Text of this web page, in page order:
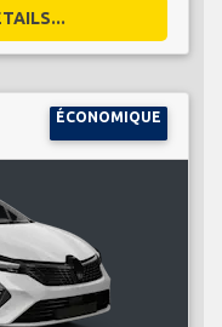
ÉCONOMIQUE